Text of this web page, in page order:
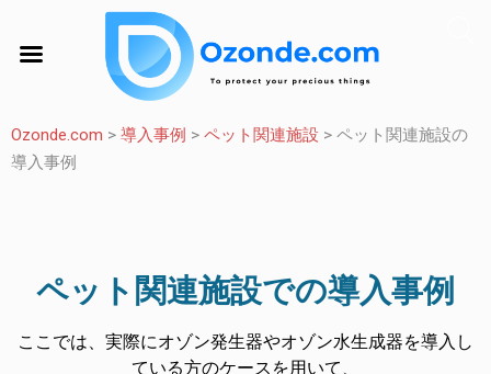
Ozonde.com > 導入事例 > ペット関連施設 > ペット関連施設の
導入事例
ペット関連施設での導入事例
ここでは、実際にオゾン発生器やオゾン水生成器を導入し
ている方のケースを用いて、